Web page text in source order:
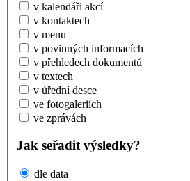
v kalendáři akcí
v kontaktech
v menu
v povinných informacích
v přehledech dokumentů
v textech
v úřední desce
ve fotogaleriích
ve zprávách
Jak seřadit výsledky?
dle data